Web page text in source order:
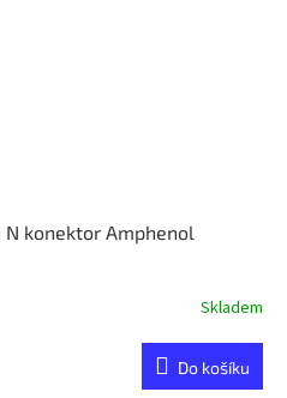
konektor Amphenol
Skladem
Do košíku